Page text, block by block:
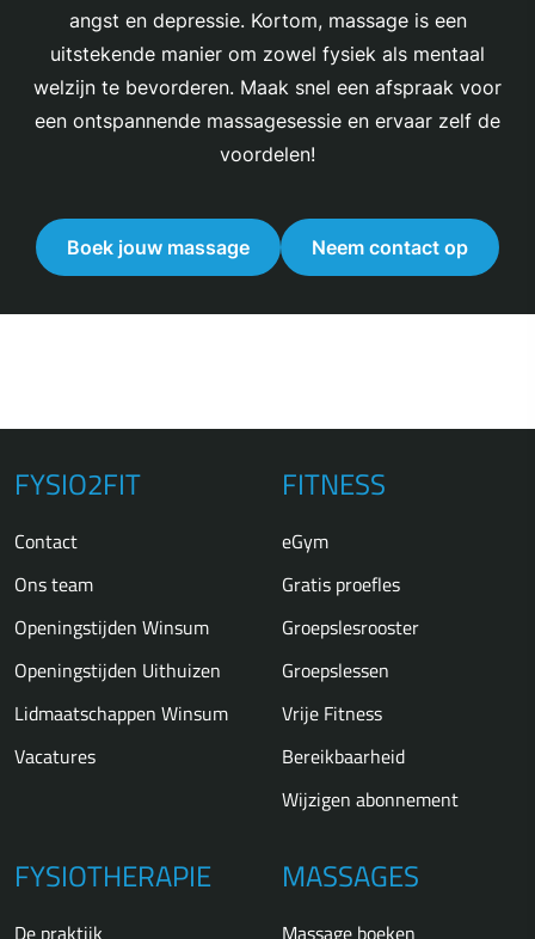
angst en depressie. Kortom, massage is een
uitstekende manier om zowel fysiek als mentaal
welzijn te bevorderen. Maak snel een afspraak voor
een ontspannende massagesessie en ervaar zelf de
voordelen!
Boek jouw massage Neem contact op
FYSIO2FIT
Contact
Ons team
Openingstijden Winsum
Openingstijden Uithuizen
Lidmaatschappen Winsum
Vacatures
FITNESS
eGym
Gratis proefles
Groepslesrooster
Groepslessen
Vrije Fitness
Bereikbaarheid
Wijzigen abonnement
FYSIOTHERAPIE
De praktijk
MASSAGES
Massage boeken